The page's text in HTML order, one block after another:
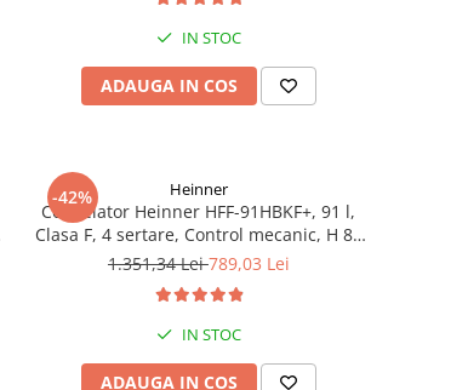
IN STOC
ADAUGA IN COS
-42% Heinner
Congelator Heinner HFF-91HBKF+, 91 l,
Clasa F, 4 sertare, Control mecanic, H 85
cm, Negru
1.351,34 Lei789,03 Lei
IN STOC
ADAUGA IN COS